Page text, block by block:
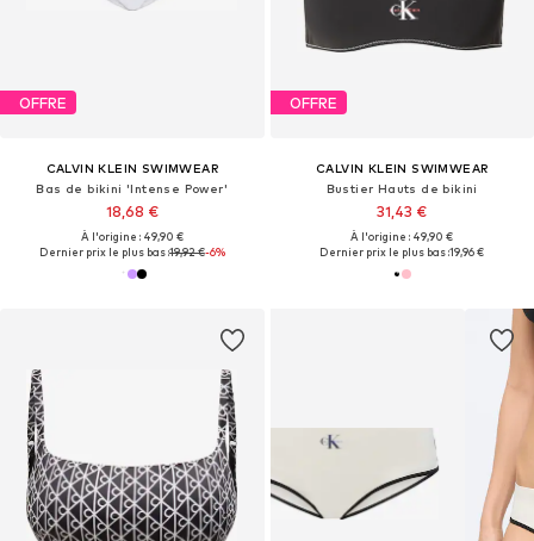
OFFRE
CALVIN KLEIN SWIMWEAR
Bas de bikini 'Intense Power'
18,68 €
À l'origine : 49,90 €
Dernier prix le plus bas :19,92 €-6%
OFFRE
CALVIN KLEIN SWIMWEAR
Bustier Hauts de bikini
31,43 €
À l'origine : 49,90 €
Dernier prix le plus bas :19,96 €